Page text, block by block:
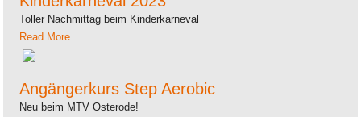
Toller Nachmittag beim Kinderkarneval
Read More
Angängerkurs Step Aerobic
Neu beim MTV Osterode!